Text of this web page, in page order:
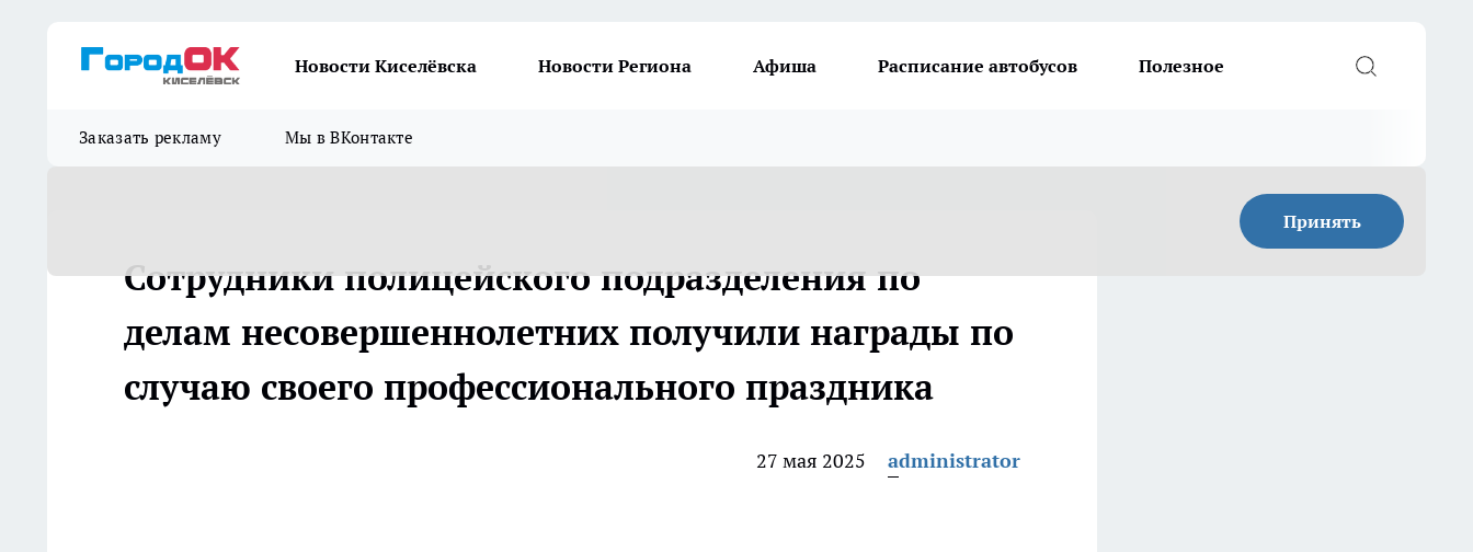
Новости Киселёвска Новости Региона Афиша Расписание автобусов Полезное
Заказать рекламу Мы в ВКонтакте
Принять
Сотрудники полицейского подразделения по
делам несовершеннолетних получили награды по
случаю своего профессионального праздника
27 мая 2025 administrator